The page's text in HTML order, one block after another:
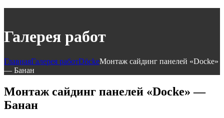
Галерея работ
ГлавнаяГалерея работDöckeМонтаж сайдинг панелей «Docke»
— Банан
Монтаж сайдинг панелей «Docke» —
Банан